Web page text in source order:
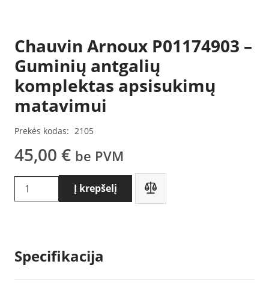
Chauvin Arnoux P01174903 –
Guminių antgalių
komplektas apsisukimų
matavimui
Prekės kodas: 2105
45,00 € be PVM
produkto
kiekis:
-
Guminių
Į krepšelį
Specifikacija